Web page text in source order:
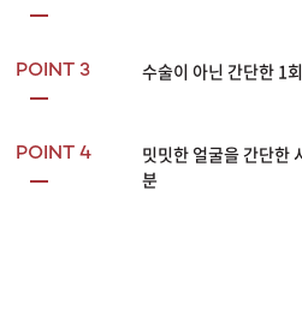
POINT 3 수술이 아닌 간단한 1
POINT 4
밋밋한 얼굴을 간단한
분